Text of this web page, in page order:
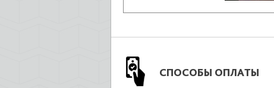
СПОСОБЫ ОПЛАТЫ